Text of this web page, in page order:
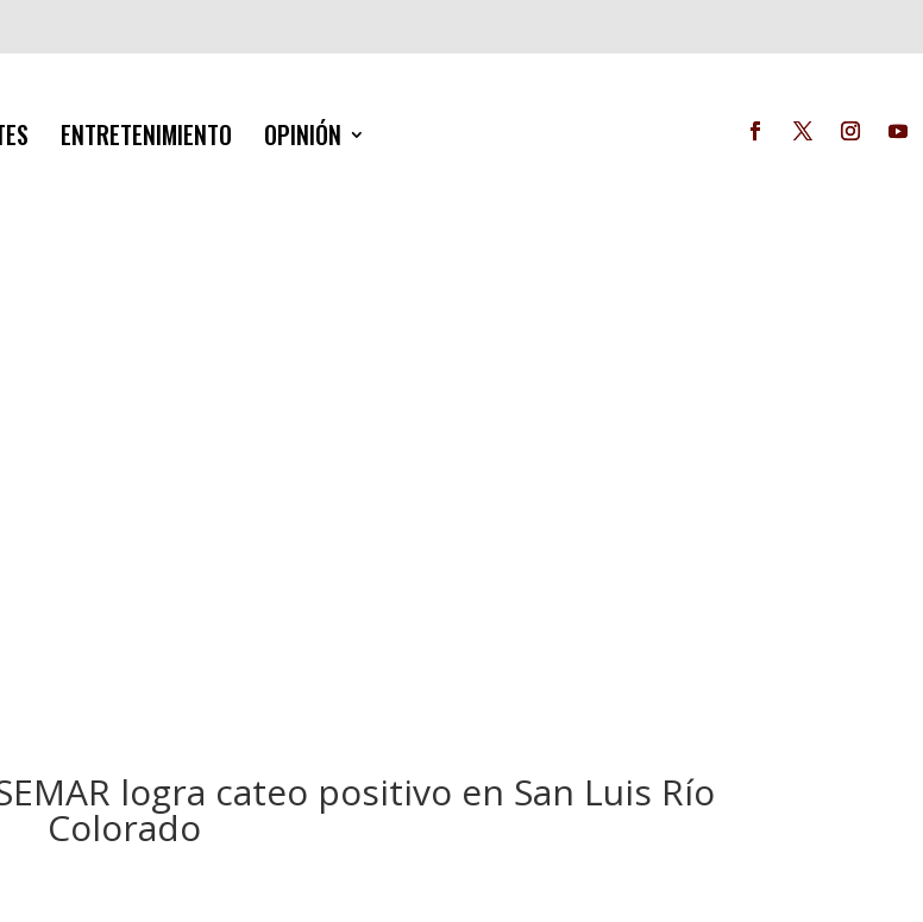
ENTRETENIMIENTO OPINIÓN
logra cateo positivo en San Luis Río
Colorado